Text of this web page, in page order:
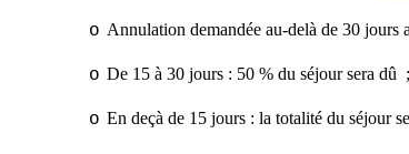
o Annulation demandée au-delà de 30 jours
o De 15 à 30 jours : 50 % du séjour sera dû ;
o En deçà de 15 jours : la totalité du séjour